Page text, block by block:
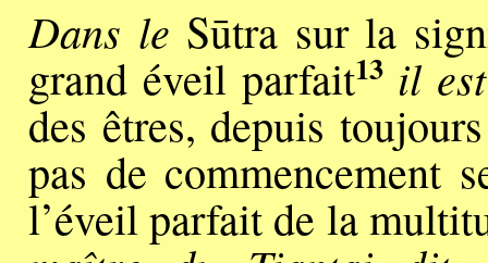
Dans le Sūtra sur la
grand éveil parfait13 il
des êtres, depuis
pas de commencement
l’éveil parfait de la